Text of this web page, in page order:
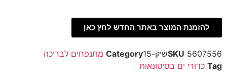
להזמנת המוצר באתר החדש לחץ כאן
SKU 5607556שיק-15 Category מתנפחים לבריכה
Tag כדורי ים בסיטונאות